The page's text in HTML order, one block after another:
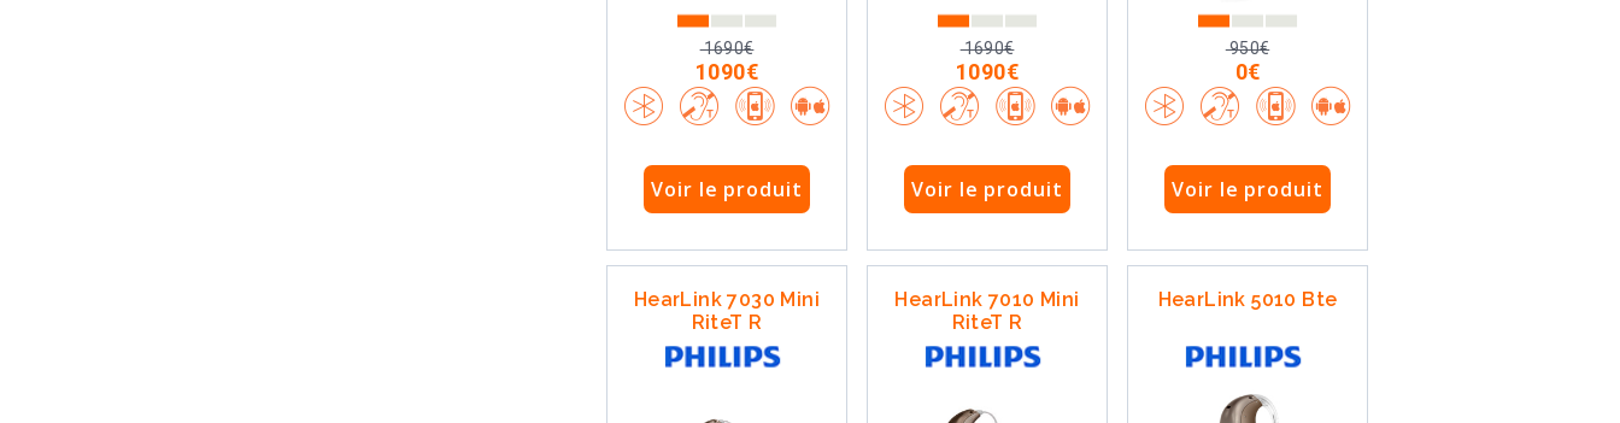
1690€
1090€
Voir le produit
1690€
1090€
Voir le produit
950€
0€
Voir le produit
HearLink 7030 Mini
RiteT R
HearLink 7010 Mini
RiteT R
HearLink 5010 Bte